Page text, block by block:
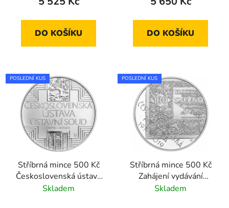
DO KOŠÍKU DO KOŠÍKU
POSLEDNÍ KUS
Stříbrná mince 500 Kč
Československá ústava
a Ústavní soud 2020
Skladem
POSLEDNÍ KUS
Stříbrná mince 500 Kč
Zahájení vydávání
československých
Skladem